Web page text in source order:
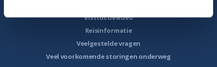
Instructievideo
Reisinformatie
Veelgestelde vragen
Veel voorkomende storingen onderweg